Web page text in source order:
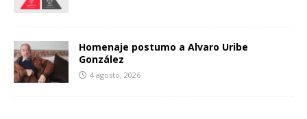
Homenaje postumo a Alvaro Uribe
González
4 agosto, 2026